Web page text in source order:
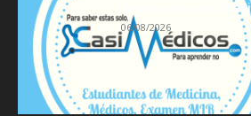
semana de
06/08/2026
La información proporcionada en
diseñado para complementar, no